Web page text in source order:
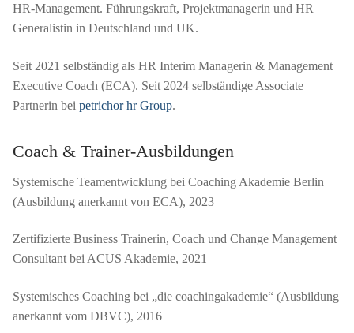
HR-Management. Führungskraft, Projektmanagerin und HR
Generalistin in Deutschland und UK.
Seit 2021 selbständig als HR Interim Managerin & Management
Executive Coach (ECA). Seit 2024 selbständige Associate
Partnerin bei petrichor hr Group.
Coach & Trainer-Ausbildungen
Systemische Teamentwicklung bei Coaching Akademie Berlin
(Ausbildung anerkannt von ECA), 2023
Zertifizierte Business Trainerin, Coach und Change Management
Consultant bei ACUS Akademie, 2021
Systemisches Coaching bei „die coachingakademie“ (Ausbildung
anerkannt vom DBVC), 2016